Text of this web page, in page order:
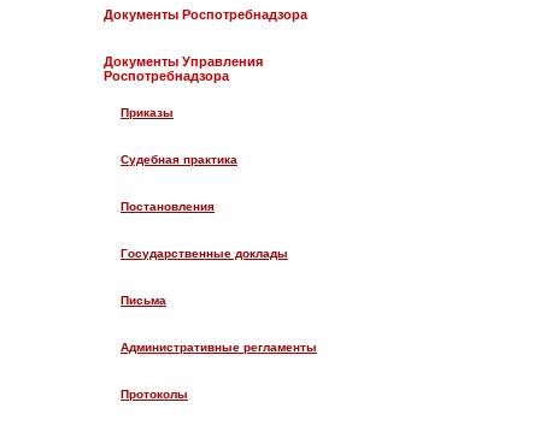
Документы Роспотребнадзора
Документы Управления
Роспотребнадзора
Приказы
Судебная практика
Постановления
Государственные доклады
Письма
Административные регламенты
Протоколы